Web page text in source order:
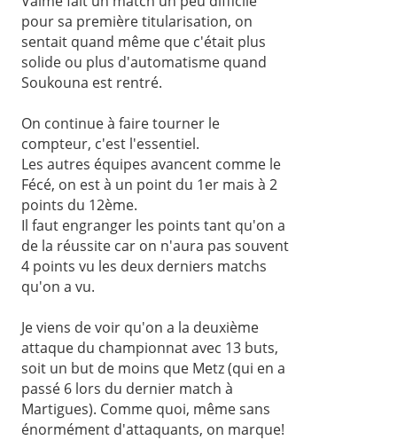
pour sa première titularisation, on
sentait quand même que c'était plus
solide ou plus d'automatisme quand
Soukouna est rentré.
On continue à faire tourner le
compteur, c'est l'essentiel.
Les autres équipes avancent comme le
Fécé, on est à un point du 1er mais à 2
points du 12ème.
Il faut engranger les points tant qu'on a
de la réussite car on n'aura pas souvent
4 points vu les deux derniers matchs
qu'on a vu.
Je viens de voir qu'on a la deuxième
attaque du championnat avec 13 buts,
soit un but de moins que Metz (qui en a
passé 6 lors du dernier match à
Martigues). Comme quoi, même sans
énormément d'attaquants, on marque!